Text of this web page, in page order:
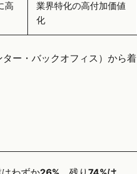
高
業界特化の高付加価値
化
ー・バックオフィス）から着